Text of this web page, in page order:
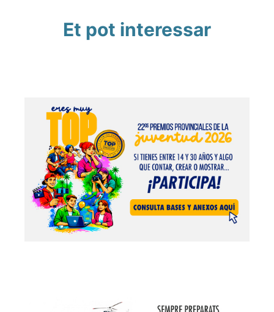
Et pot interessar